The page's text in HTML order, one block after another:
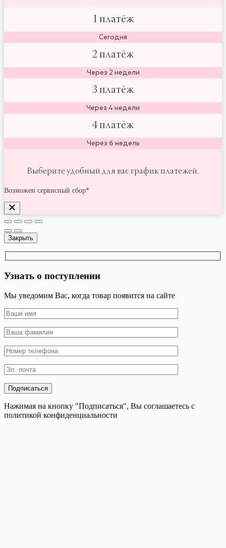
1 платёж
Сегодня
2 платёж
Через 2 недели
3 платёж
Через 4 недели
4 платёж
Через 6 недель
Выберите удобный для вас график платежей.
Возможен сервисный сбор*
Закрыть
Узнать о поступлении
Мы уведомим Вас, когда товар появится на сайте
Нажимая на кнопку "Подписаться", Вы соглашаетесь с
политикой конфиденциальности